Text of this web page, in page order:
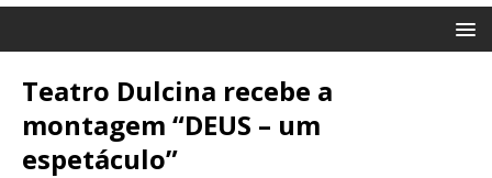
Teatro Dulcina recebe a
montagem “DEUS – um
espetáculo”